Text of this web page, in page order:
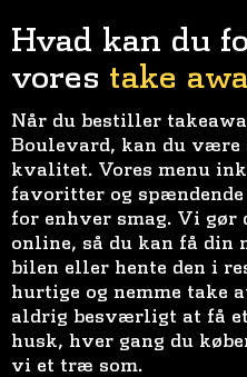
Hvad kan du
vores take
Når du bestiller
Boulevard, kan du være
kvalitet. Vores menu
favoritter og spændende
for enhver smag. Vi gør
online, så du kan få din
bilen eller hente den i
hurtige og nemme take
aldrig besværligt at få
husk, hver gang du
vi et træ som.